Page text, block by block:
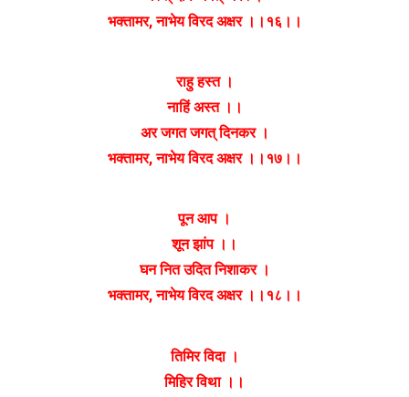
भक्तामर, नाभेय विरद अक्षर ।।१६।।
राहु हस्त ।
नाहिं अस्त ।।
अर जगत जगत् दिनकर ।
भक्तामर, नाभेय विरद अक्षर ।।१७।।
पून आप ।
शून झांप ।।
घन नित उदित निशाकर ।
भक्तामर, नाभेय विरद अक्षर ।।१८।।
तिमिर विदा ।
मिहिर विथा ।।